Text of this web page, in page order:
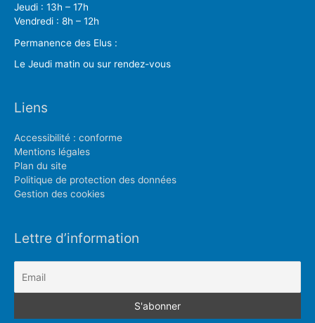
Jeudi : 13h – 17h
Vendredi : 8h – 12h
Permanence des Elus :
Le Jeudi matin ou sur rendez-vous
Liens
Accessibilité : conforme
Mentions légales
Plan du site
Politique de protection des données
Gestion des cookies
Lettre d’information